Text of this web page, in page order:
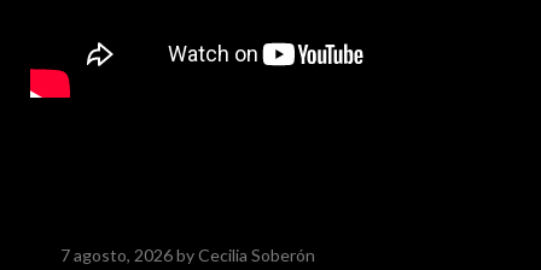
7 agosto, 2026by Cecilia Soberón